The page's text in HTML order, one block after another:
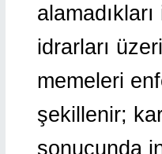
idrarları
memeleri
şekillenir;
sonucunda